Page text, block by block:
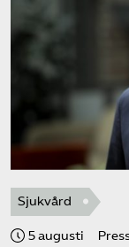
Sjukvård
5 augusti